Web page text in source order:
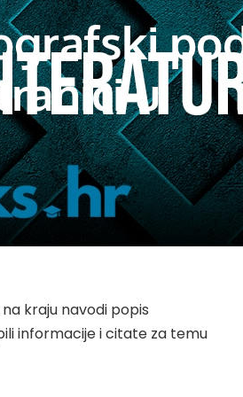
u
kraju navodi popis
informacije i citate za temu